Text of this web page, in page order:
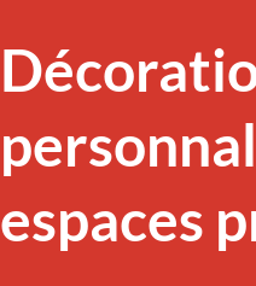
espaces